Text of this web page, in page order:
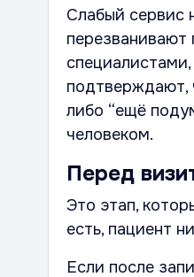
Слабый сервис
перезванивают
подтверждают,
либо “ещё
человеком.
Перед
Это этап,
есть, пациент
Если после